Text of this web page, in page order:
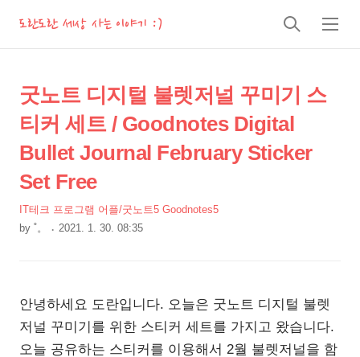
도란도란 세상 사는 이야기 :)
검
메
상
컨
텐
츠
본
문
제
목
굿노트 디지털 불렛저널 꾸미기 스
티커 세트 / Goodnotes Digital
Bullet Journal February Sticker
Set Free
IT테크 프로그램 어플/굿노트5 Goodnotes5
by ˚。 2021. 1. 30. 08:35
안녕하세요 도란입니다. 오늘은 굿노트 디지털 불렛
저널 꾸미기를 위한 스티커 세트를 가지고 왔습니다.
오늘 공유하는 스티커를 이용해서 2월 불렛저널을 함